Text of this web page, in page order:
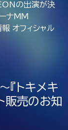
の出演が決
ーナMM
報 オフィシャル
『トキメキ
販売のお知